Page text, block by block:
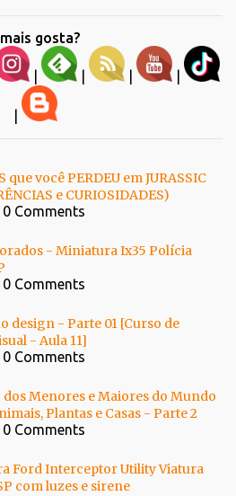
gosta?
| | | |
que você PERDEU em JURASSIC
e CURIOSIDADES)
Comments
- Miniatura Ix35 Polícia
Comments
design - Parte 01 [Curso de
- Aula 11]
Comments
dos Menores e Maiores do Mundo
Plantas e Casas - Parte 2
Comments
Ford Interceptor Utility Viatura
com luzes e sirene